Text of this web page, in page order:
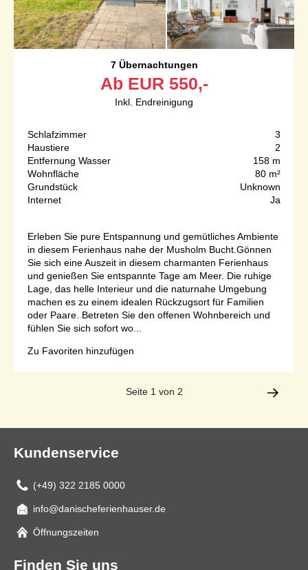
7 Übernachtungen
Ab EUR 550,-
Inkl. Endreinigung
Schlafzimmer
3
Haustiere
2
Entfernung Wasser
158 m
Wohnfläche
80 m²
Grundstück
Unknown
Internet
Ja
Erleben Sie pure Entspannung und gemütliches Ambiente
in diesem Ferienhaus nahe der Musholm Bucht.Gönnen
Sie sich eine Auszeit in diesem charmanten Ferienhaus
und genießen Sie entspannte Tage am Meer. Die ruhige
Lage, das helle Interieur und die naturnahe Umgebung
machen es zu einem idealen Rückzugsort für Familien
oder Paare. Betreten Sie den offenen Wohnbereich und
fühlen Sie sich sofort wo...
Zu Favoriten hinzufügen
Seite 1 von 2
Kundenservice
(+49) 322 2185 0000
Mail
info@danischeferienhauser.de
Öffnungszeiten
Finden Sie uns